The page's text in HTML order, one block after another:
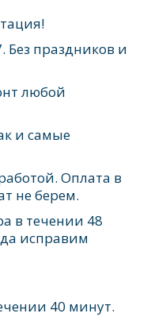
Без праздников и
любой
и самые
Оплата в
не берем.
в течении 48
исправим
40 минут.